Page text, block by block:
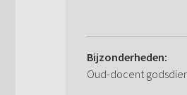
Bijzonderheden:
Oud-docent